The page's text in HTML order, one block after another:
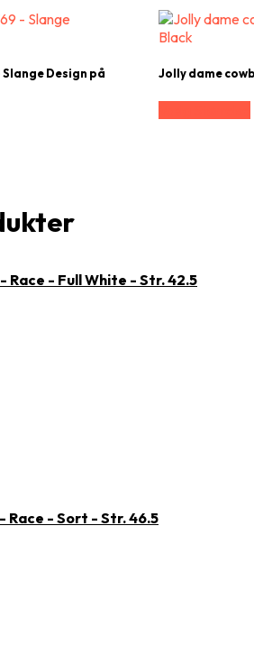
Design på
Jolly dame
Race - Full White - Str. 42.5
Race - Sort - Str. 46.5